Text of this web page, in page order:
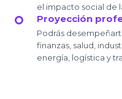
el impacto social de
Proyección
Podrás
finanzas, salud,
energía, logística y